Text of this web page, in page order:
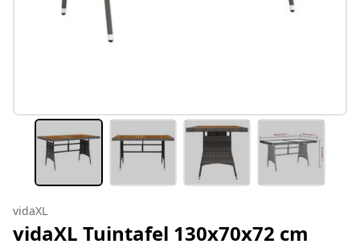
vidaXL
vidaXL Tuintafel 130x70x72 cm